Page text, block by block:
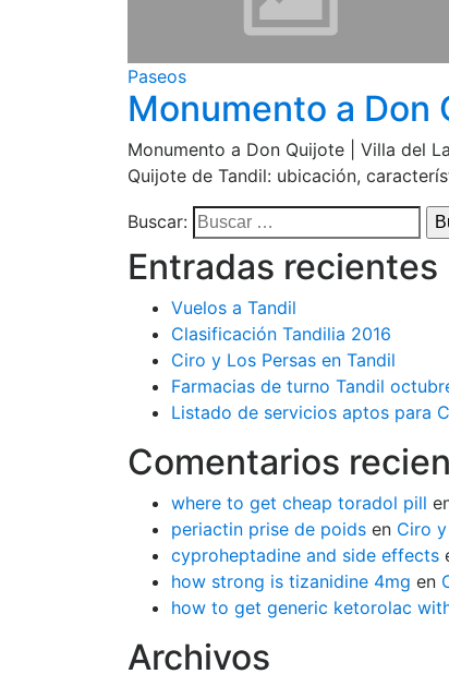
Paseos
Monumento a Don
Monumento a Don Quijote | Villa del
Quijote de Tandil: ubicación,
Buscar:
Entradas recientes
Vuelos a Tandil
Clasificación Tandilia 2016
Ciro y Los Persas en Tandil
Farmacias de turno Tandil
Listado de servicios aptos para
Comentarios
where to get cheap toradol pill
periactin prise de poids en Ciro
cyproheptadine and side effects
how strong is tizanidine 4mg en
how to get generic ketorolac
Archivos